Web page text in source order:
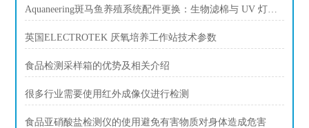
Aquaneering斑马鱼养殖系统配件更换：生物滤棉与 UV 灯更换周期
英国ELECTROTEK 厌氧培养工作站技术参数
食品检测采样箱的优势及相关介绍
很多行业需要使用红外成像仪进行检测
食品亚硝酸盐检测仪的使用避免有害物质对身体造成危害